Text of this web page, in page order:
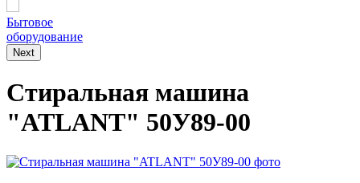
Бытовое
оборудование
Next
Стиральная машина
"ATLANT" 50У89-00